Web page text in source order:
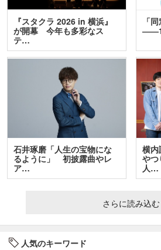
『スタクラ 2026 in 横浜』
が開幕 今年も多彩なス
テ…
「
石井琢磨「人生の宝物にな
るように」 初披露曲やレ
ア…
横
や
人…
さらに読み込む
人気のキーワード